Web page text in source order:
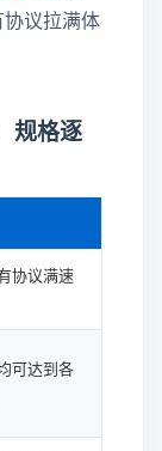
议拉满体
规格逐
协议满速
可达到各